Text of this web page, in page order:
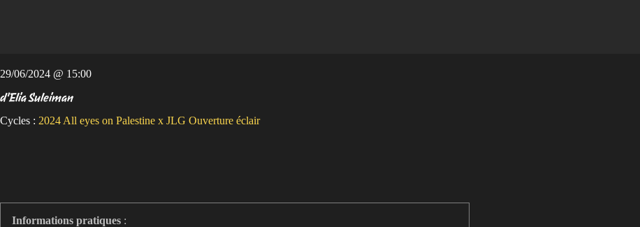
29/06/2024 @ 15:00
d'Elia Suleiman
Cycles : 2024 All eyes on Palestine x JLG Ouverture éclair
Informations pratiques :